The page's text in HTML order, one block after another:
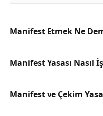
Manifest Etmek Ne
Manifest Yasası Nasıl
Manifest ve Çekim